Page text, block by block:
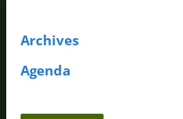
Archives
Agenda